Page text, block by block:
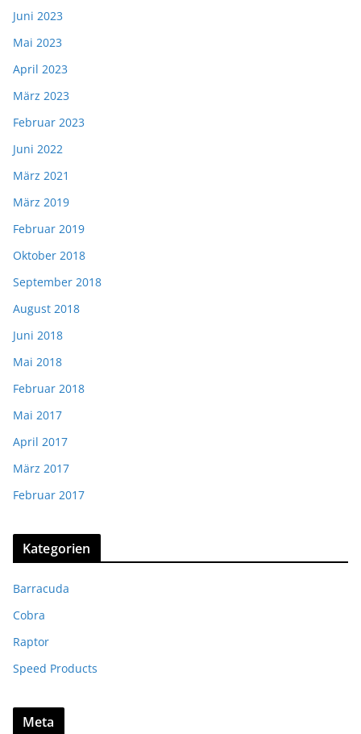
Juni 2023
Mai 2023
April 2023
März 2023
Februar 2023
Juni 2022
März 2021
März 2019
Februar 2019
Oktober 2018
September 2018
August 2018
Juni 2018
Mai 2018
Februar 2018
Mai 2017
April 2017
März 2017
Februar 2017
Kategorien
Barracuda
Cobra
Raptor
Speed Products
Meta